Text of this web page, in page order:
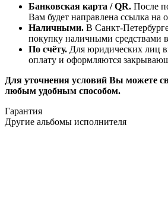
Банковская карта / QR. После
Вам будет направлена ссылка на
Наличными. В Санкт-
покупку наличными средствами
По счёту. Для юридических лиц
оплату и оформляются
Для уточнения условий Вы можете
любым удобным способом.
Гарантия
Другие альбомы исполнителя